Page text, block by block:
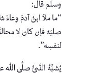
وسلم قال:
“ما ملأ ابنُ آدمَ
صلبَه فإن كان لا
لنفسِه”.
يُشبِّهُ النَّبيُّ صلَّى